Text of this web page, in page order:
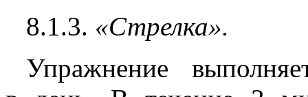
8.1.3. «Стрелка».
Упражнение